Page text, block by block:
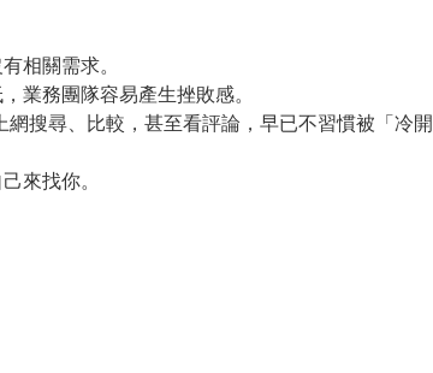
相關需求。
業務團隊容易產生挫敗感。
搜尋、比較，甚至看評論，早已不習慣被「冷開
來找你。